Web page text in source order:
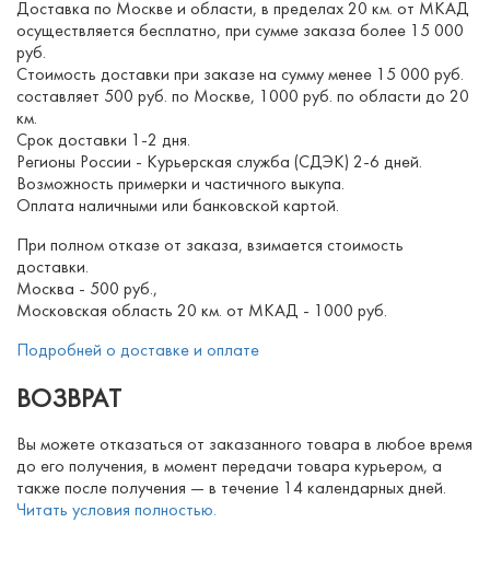
Доставка по Москве и области, в пределах 20 км. от МКАД
осуществляется бесплатно, при сумме заказа более 15 000
руб.
Стоимость доставки при заказе на сумму менее 15 000 руб.
составляет 500 руб. по Москве, 1000 руб. по области до 20
км.
Срок доставки 1-2 дня.
Регионы России - Курьерская служба (СДЭК) 2-6 дней.
Возможность примерки и частичного выкупа.
Оплата наличными или банковской картой.
При полном отказе от заказа, взимается стоимость
доставки.
Москва - 500 руб.,
Московская область 20 км. от МКАД - 1000 руб.
Подробней о доставке и оплате
ВОЗВРАТ
Вы можете отказаться от заказанного товара в любое время
до его получения, в момент передачи товара курьером, а
также после получения — в течение 14 календарных дней.
Читать условия полностью.